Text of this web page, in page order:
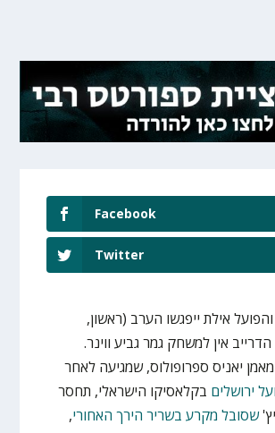
Facebook
Twitter
אילת ייפגשו הערב (ראשון,
הדרייב אין למשחק גמר גביע ווינר.
יאניס ספרופולוס, שמגיעה לאחר
ירושלים בקלאסיקו הישראלי, תחסר
שסובל מקרע בשריר הירך האחורי,